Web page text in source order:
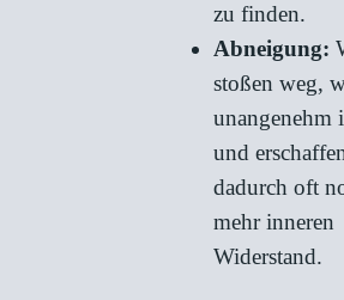
zu finden.
Abneigung:
stoßen weg,
unangenehm
und
dadurch oft
mehr inneren
Widerstand.